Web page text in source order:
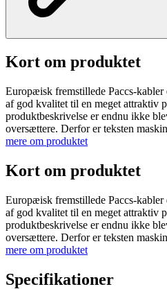
Kort om produktet
Europæisk fremstillede Paccs-kabler
af god kvalitet til en meget attraktiv
produktbeskrivelse er endnu ikke
oversættere. Derfor er teksten
mere om produktet
Kort om produktet
Europæisk fremstillede Paccs-kabler
af god kvalitet til en meget attraktiv
produktbeskrivelse er endnu ikke
oversættere. Derfor er teksten
mere om produktet
Specifikationer